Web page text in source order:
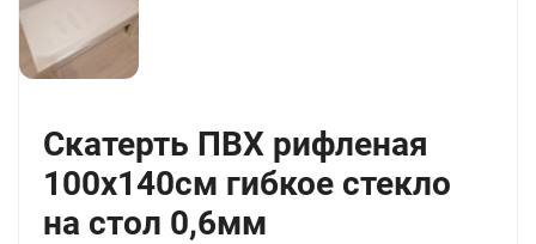
Скатерть ПВХ рифленая
100x140см гибкое стекло
на стол 0,6мм